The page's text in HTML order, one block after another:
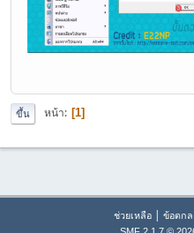
ขึ้น หน้า 1
ช่วยเหลือ | ข้อตกล